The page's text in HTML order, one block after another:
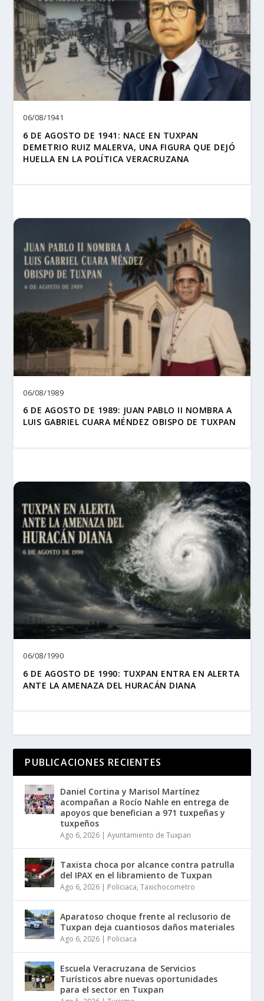
06/08/1941
6 DE AGOSTO DE 1941: NACE EN TUXPAN
DEMETRIO RUIZ MALERVA, UNA FIGURA QUE DEJÓ
HUELLA EN LA POLÍTICA VERACRUZANA
06/08/1989
6 DE AGOSTO DE 1989: JUAN PABLO II NOMBRA A
LUIS GABRIEL CUARA MÉNDEZ OBISPO DE TUXPAN
06/08/1990
6 DE AGOSTO DE 1990: TUXPAN ENTRA EN ALERTA
ANTE LA AMENAZA DEL HURACÁN DIANA
PUBLICACIONES RECIENTES
Daniel Cortina y Marisol Martínez
acompañan a Rocío Nahle en entrega de
apoyos que benefician a 971 tuxpeñas y
tuxpeños
Ago 6, 2026 |Ayuntamiento de Tuxpan
Taxista choca por alcance contra patrulla
del IPAX en el libramiento de Tuxpan
Ago 6, 2026 | Policiaca,Taxichocometro
Aparatoso choque frente al reclusorio de
Tuxpan deja cuantiosos daños materiales
Ago 6, 2026 | Policiaca
Escuela Veracruzana de Servicios
Turísticos abre nuevas oportunidades
para el sector en Tuxpan